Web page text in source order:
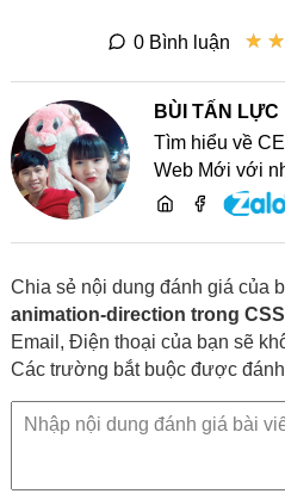
★ ★
★ ★
0 Bình luận
BÙI TẤN LỰC
Tìm hiểu về
Web Mới với
lĩnh vực phát
Chia sẻ nội dung đánh giá của
animation-direction trong CSS
Email, Điện thoại của bạn sẽ
Các trường bắt buộc được